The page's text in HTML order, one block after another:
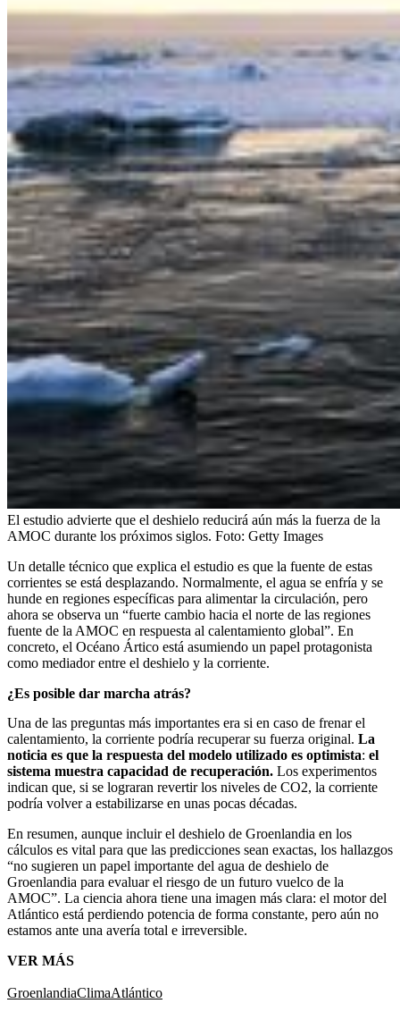
El estudio advierte que el deshielo reducirá aún más la fuerza de la
AMOC durante los próximos siglos. Foto: Getty Images
Un detalle técnico que explica el estudio es que la fuente de estas
corrientes se está desplazando. Normalmente, el agua se enfría y se
hunde en regiones específicas para alimentar la circulación, pero
ahora se observa un “fuerte cambio hacia el norte de las regiones
fuente de la AMOC en respuesta al calentamiento global”. En
concreto, el Océano Ártico está asumiendo un papel protagonista
como mediador entre el deshielo y la corriente.
¿Es posible dar marcha atrás?
Una de las preguntas más importantes era si en caso de frenar el
calentamiento, la corriente podría recuperar su fuerza original. La
noticia es que la respuesta del modelo utilizado es optimista: el
sistema muestra capacidad de recuperación. Los experimentos
indican que, si se lograran revertir los niveles de CO2, la corriente
podría volver a estabilizarse en unas pocas décadas.
En resumen, aunque incluir el deshielo de Groenlandia en los
cálculos es vital para que las predicciones sean exactas, los hallazgos
“no sugieren un papel importante del agua de deshielo de
Groenlandia para evaluar el riesgo de un futuro vuelco de la
AMOC”. La ciencia ahora tiene una imagen más clara: el motor del
Atlántico está perdiendo potencia de forma constante, pero aún no
estamos ante una avería total e irreversible.
VER MÁS
GroenlandiaClimaAtlántico